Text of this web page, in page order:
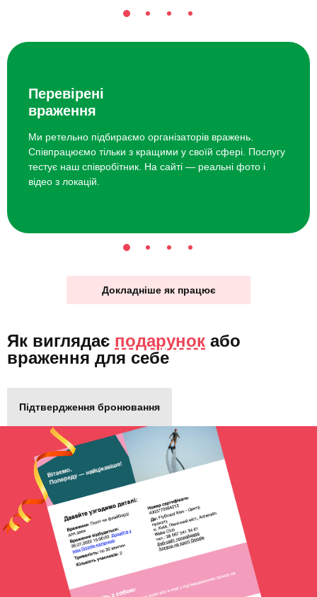
Перевірені
враження
Ми ретельно підбираємо організаторів вражень.
Співпрацюємо тільки з кращими у своїй сфері. Послугу
тестує наш співробітник. На сайті — реальні фото і
відео з локацій.
Докладніше як працює
Як виглядає подарунок або
враження для себе
Підтвердження бронювання